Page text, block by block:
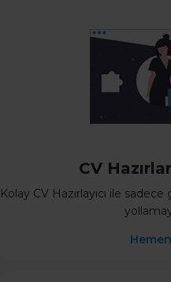
CV
Kolay CV Hazırlayıcı ile